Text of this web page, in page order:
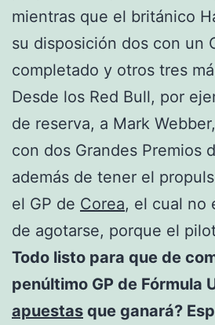
mientras que el británico
su disposición dos con un
completado y otros tres
Desde los Red Bull, por
de reserva, a Mark
con dos Grandes Premios
además de tener el
el GP de Corea, el cual no
de agotarse, porque el
Todo listo para que de
penúltimo GP de Fórmula
apuestas que ganará?